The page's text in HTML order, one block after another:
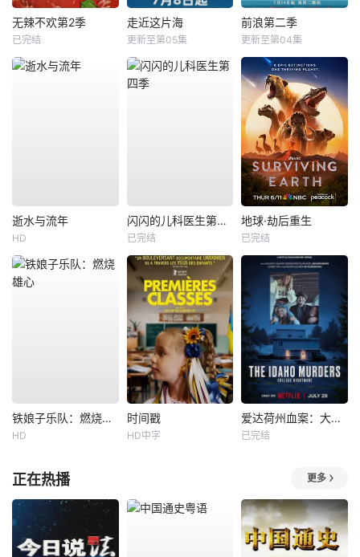
无辣不欢第2季
已完结
走近这片海
更新至第05集
前浪第二季
更新至第04集
逝水与流年
HD
闪闪的儿科医生第四季
已完结
地球·劫后重生
已完结
铁娘子乐队：燃烧雄心
HD
时间戳
HD中字
爱达荷州血案：大学梦魇
已完结
正在热播 更多